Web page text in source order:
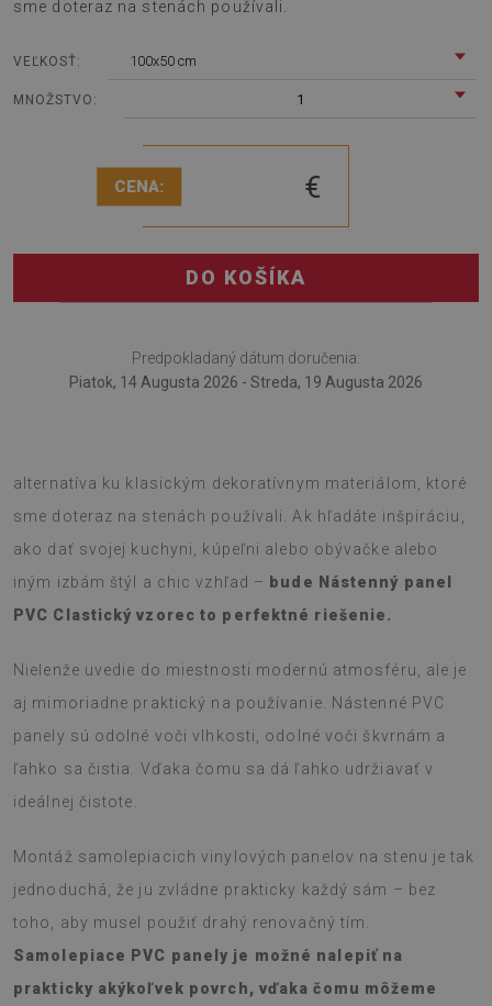
sme doteraz na stenách používali.
VEĽKOSŤ: 100x50 cm
MNOŽSTVO: 1
CENA: €
DO KOŠÍKA
Predpokladaný dátum doručenia:
Piatok, 14 Augusta 2026 - Streda, 19 Augusta 2026
alternatíva ku klasickým dekoratívnym materiálom, ktoré
sme doteraz na stenách používali. Ak hľadáte inšpiráciu,
ako dať svojej kuchyni, kúpeľni alebo obývačke alebo
iným izbám štýl a chic vzhľad – bude Nástenný panel
PVC Clastický vzorec to perfektné riešenie.
Nielenže uvedie do miestnosti modernú atmosféru, ale je
aj mimoriadne praktický na používanie. Nástenné PVC
panely sú odolné voči vlhkosti, odolné voči škvrnám a
ľahko sa čistia. Vďaka čomu sa dá ľahko udržiavať v
ideálnej čistote.
Montáž samolepiacich vinylových panelov na stenu je tak
jednoduchá, že ju zvládne prakticky každý sám – bez
toho, aby musel použiť drahý renovačný tím.
Samolepiace PVC panely je možné nalepiť na
prakticky akýkoľvek povrch, vďaka čomu môžeme